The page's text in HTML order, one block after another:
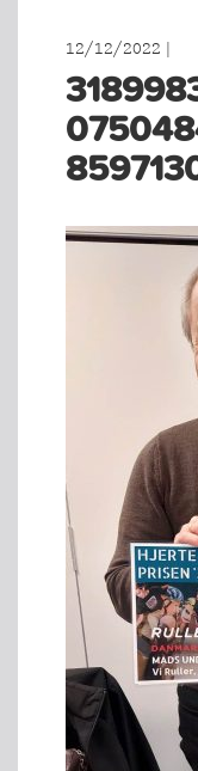
12/12/2022 |